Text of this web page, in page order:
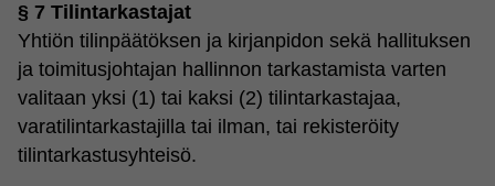
§ 7 Tilintarkastajat
Yhtiön tilinpäätöksen ja kirjanpidon sekä hallituksen
ja toimitusjohtajan hallinnon tarkastamista varten
valitaan yksi (1) tai kaksi (2) tilintarkastajaa,
varatilintarkastajilla tai ilman, tai rekisteröity
tilintarkastusyhteisö.